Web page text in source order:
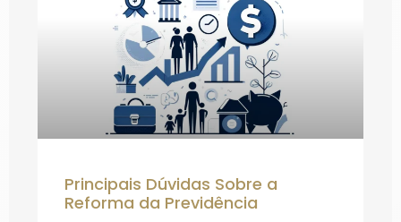
Principais Dúvidas Sobre a
Reforma da Previdência